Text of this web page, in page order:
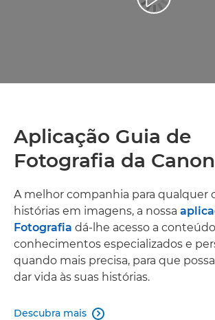
Aplicação Guia de
Fotografia da Canon
A melhor companhia para qualquer
histórias em imagens, a nossa
Fotografia dá-lhe acesso a
conhecimentos especializados e
quando mais precisa, para que
dar vida às suas histórias.
Descubra mais 